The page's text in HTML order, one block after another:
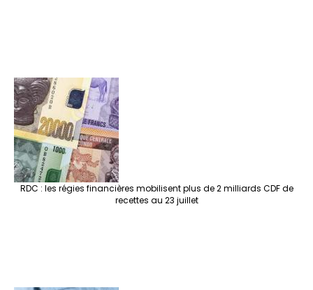
RDC : les régies financières mobilisent plus de 2 milliards CDF de
recettes au 23 juillet